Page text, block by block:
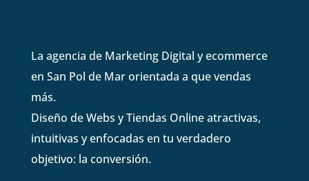
La agencia de Marketing Digital y ecommerce
en San Pol de Mar orientada a que vendas
más.
Diseño de Webs y Tiendas Online atractivas,
intuitivas y enfocadas en tu verdadero
objetivo: la conversión.